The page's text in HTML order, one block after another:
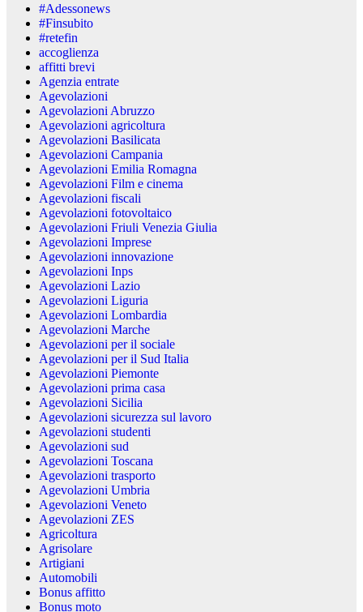
#Adessonews
#Finsubito
#retefin
accoglienza
affitti brevi
Agenzia entrate
Agevolazioni
Agevolazioni Abruzzo
Agevolazioni agricoltura
Agevolazioni Basilicata
Agevolazioni Campania
Agevolazioni Emilia Romagna
Agevolazioni Film e cinema
Agevolazioni fiscali
Agevolazioni fotovoltaico
Agevolazioni Friuli Venezia Giulia
Agevolazioni Imprese
Agevolazioni innovazione
Agevolazioni Inps
Agevolazioni Lazio
Agevolazioni Liguria
Agevolazioni Lombardia
Agevolazioni Marche
Agevolazioni per il sociale
Agevolazioni per il Sud Italia
Agevolazioni Piemonte
Agevolazioni prima casa
Agevolazioni Sicilia
Agevolazioni sicurezza sul lavoro
Agevolazioni studenti
Agevolazioni sud
Agevolazioni Toscana
Agevolazioni trasporto
Agevolazioni Umbria
Agevolazioni Veneto
Agevolazioni ZES
Agricoltura
Agrisolare
Artigiani
Automobili
Bonus affitto
Bonus moto